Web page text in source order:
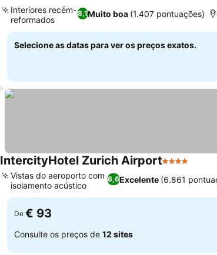
8,1Muito boa (1.407 pontuações)
Interiores recém-
reformados
Selecione as datas para ver os preços exatos.
IntercityHotel Zurich Airport4 Estrelas
8,6Excelente (6.861
Vistas do aeroporto com
isolamento acústico
De € 93
Consulte os preços de 12 sites